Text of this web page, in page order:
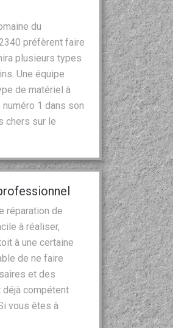
du
préfèrent faire
plusieurs types
Une équipe
de matériel à
1 dans son
chers sur le
réparation de
à réaliser,
à une certaine
de ne faire
et des
déjà compétent
vous êtes à